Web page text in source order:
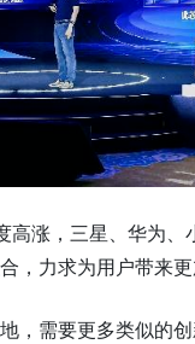
高涨，三星、华为
，力求为用户带来更
，需要更多类似的